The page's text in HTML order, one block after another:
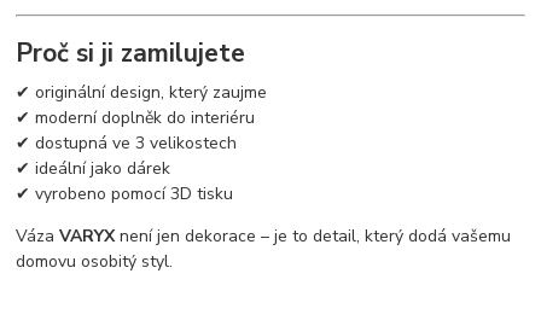
Proč si ji zamilujete
✔ originální design, který zaujme
✔ moderní doplněk do interiéru
✔ dostupná ve 3 velikostech
✔ ideální jako dárek
✔ vyrobeno pomocí 3D tisku
VázaVARYXnení jen dekorace – je to detail, který dodá vašemu
domovu osobitý styl.